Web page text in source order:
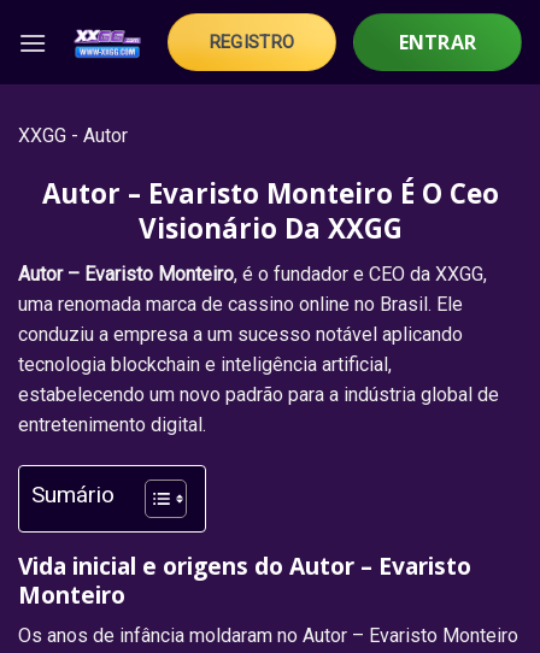
REGISTRO ENTRAR
XXGG - Autor
Autor – Evaristo Monteiro É O Ceo
Visionário Da XXGG
Autor – Evaristo Monteiro, é o fundador e CEO da XXGG,
uma renomada marca de cassino online no Brasil. Ele
conduziu a empresa a um sucesso notável aplicando
tecnologia blockchain e inteligência artificial,
estabelecendo um novo padrão para a indústria global de
entretenimento digital.
Sumário
Vida inicial e origens do Autor – Evaristo
Monteiro
Os anos de infância moldaram no Autor – Evaristo Monteiro